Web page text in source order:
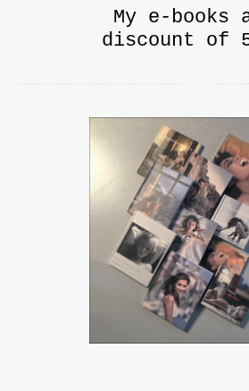
My e-books
discount of